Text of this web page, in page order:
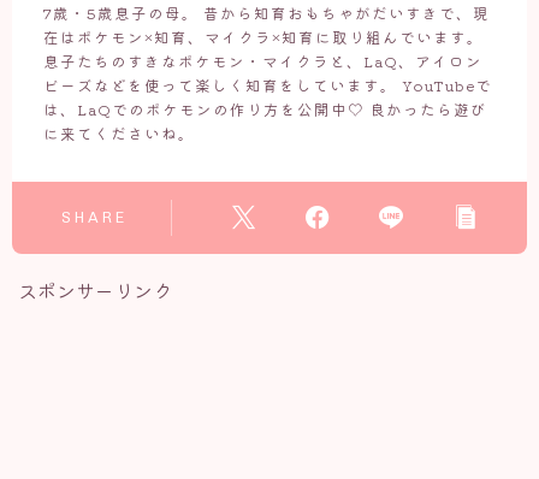
7歳・5歳息子の母。 昔から知育おもちゃがだいすきで、現
在はポケモン×知育、マイクラ×知育に取り組んでいます。
息子たちのすきなポケモン・マイクラと、LaQ、アイロン
ビーズなどを使って楽しく知育をしています。 YouTubeで
は、LaQでのポケモンの作り方を公開中♡ 良かったら遊び
に来てくださいね。
SHARE
スポンサーリンク